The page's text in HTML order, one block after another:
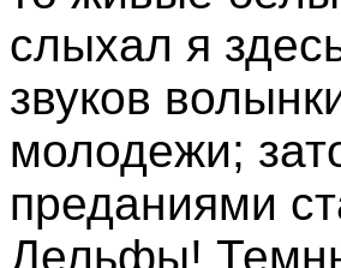
слыхал я
звуков
молодежи;
преданиями
Дельфы!